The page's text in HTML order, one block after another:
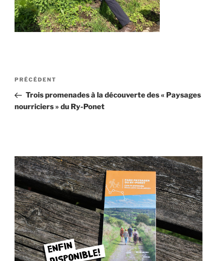
Navigation
l’article
Article
précédent
PRÉCÉDENT
Trois promenades à la découverte des « Paysages
nourriciers » du Ry-Ponet